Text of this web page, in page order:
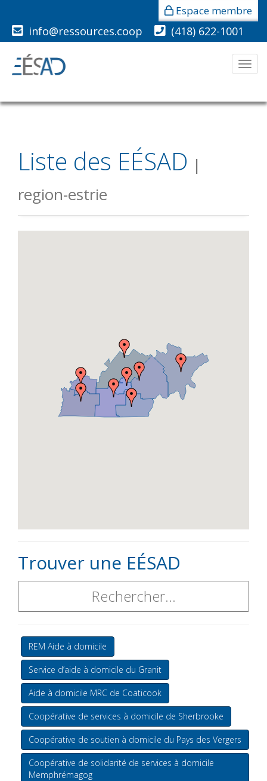
Espace membre
info@ressources.coop (418) 622-1001
Liste des EÉSAD |
region-estrie
Trouver une EÉSAD
REM Aide à domicile
Service d’aide à domicile du Granit
Aide à domicile MRC de Coaticook
Coopérative de services à domicile de Sherbrooke
Coopérative de soutien à domicile du Pays des Vergers
Coopérative de solidarité de services à domicile
Memphrémagog